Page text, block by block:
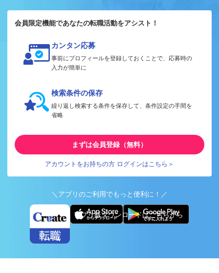
会員限定機能であなたの転職活動をアシスト！
カンタン応募
事前にプロフィールを登録しておくことで、応募時の
入力が簡単に
検索条件の保存
繰り返し検索する条件を保存して、条件設定の手間を
省略
まずは会員登録（無料）
アカウントをお持ちの方 ログインはこちら＞
＼アプリのご利用でもっと便利に！／
アプリ版ダウンロードはこちらから